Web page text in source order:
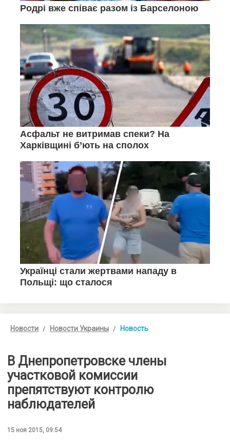
Новости Новости Украины Новость
В Днепропетровске члены
участковой комиссии
препятствуют контролю
наблюдателей
15 ноя 2015, 09:54